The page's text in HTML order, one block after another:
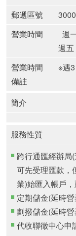
郵遞區號
營業時間
週
週
營業時間
備註
※遇
簡介
服務性質
跨行通匯經辦局
可先受理匯款，
業)始匯入帳戶
定期儲金(延時
劃撥儲金(延時
代收聯徵中心申